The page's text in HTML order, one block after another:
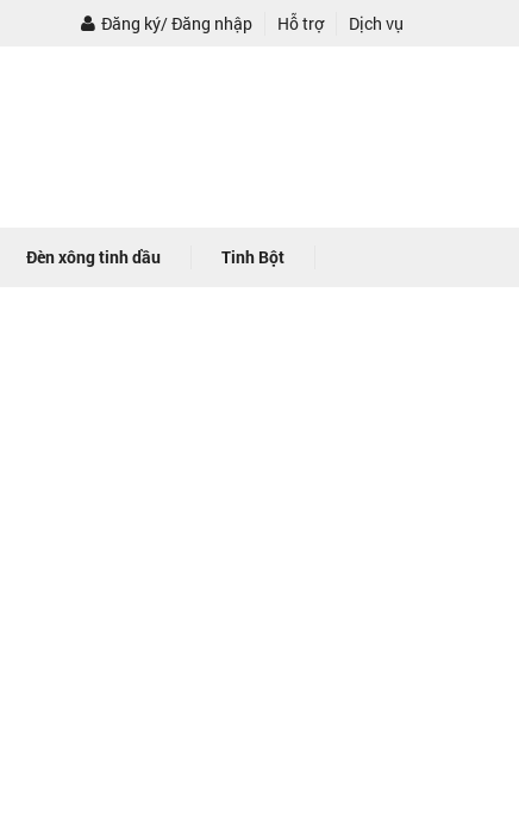
Đăng ký/ Đăng nhập Hỗ trợ Dịch vụ
Đèn xông tinh dầu Tinh Bột